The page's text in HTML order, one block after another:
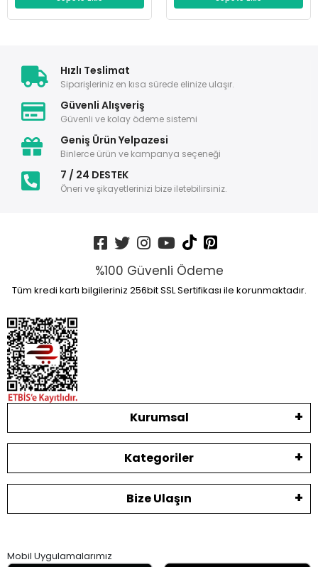
Hızlı Teslimat
Siparişleriniz en kısa sürede elinize ulaşır.
Güvenli Alışveriş
Güvenli ve kolay ödeme sistemi
Geniş Ürün Yelpazesi
Binlerce ürün ve kampanya seçeneği
7 / 24 DESTEK
Öneri ve şikayetlerinizi bize iletebilirsiniz.
%100 Güvenli Ödeme
Tüm kredi kartı bilgileriniz 256bit SSL Sertifikası ile korunmaktadır.
Kurumsal
Kategoriler
Bize Ulaşın
Mobil Uygulamalarımız